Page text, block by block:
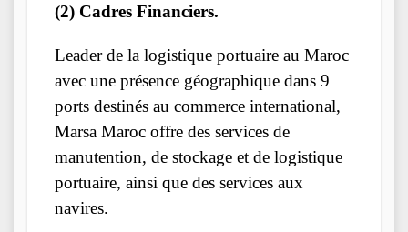
(2) Cadres Financiers.
Leader de la logistique portuaire au Maroc
avec une présence géographique dans 9
ports destinés au commerce international,
Marsa Maroc offre des services de
manutention, de stockage et de logistique
portuaire, ainsi que des services aux
navires.